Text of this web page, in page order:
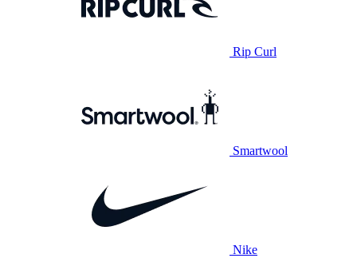
Rip Curl
Smartwool
Nike